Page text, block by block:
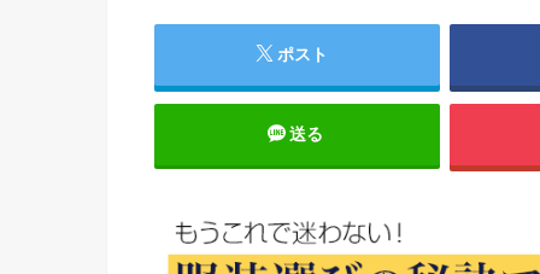
ポスト
送る